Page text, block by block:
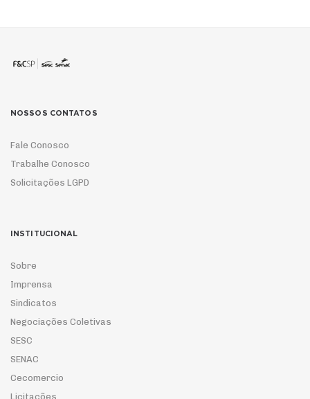
NOSSOS CONTATOS
Fale Conosco
Trabalhe Conosco
Solicitações LGPD
INSTITUCIONAL
Sobre
Imprensa
Sindicatos
Negociações Coletivas
SESC
SENAC
Cecomercio
Licitações